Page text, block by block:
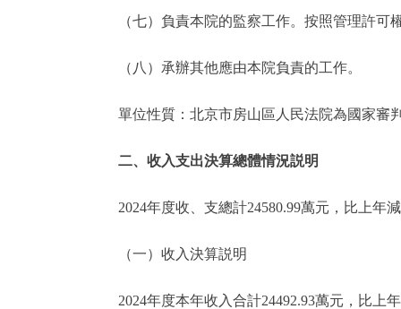
（七）負責本院的監察工作。按照管理許
（八）承辦其他應由本院負責的工作。
單位性質：北京市房山區人民法院為國家審
二、收入支出決算總體情況説明
2024年度收、支總計24580.99萬元，比上年
（一）收入決算説明
2024年度本年收入合計24492.93萬元，比上